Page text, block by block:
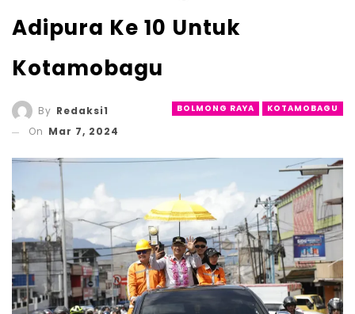
Adipura Ke 10 Untuk
Kotamobagu
BOLMONG RAYA KOTAMOBAGU
By Redaksi1
On Mar 7, 2024